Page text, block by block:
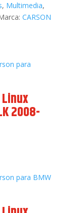
, Multimedia,
CARSON
2008-